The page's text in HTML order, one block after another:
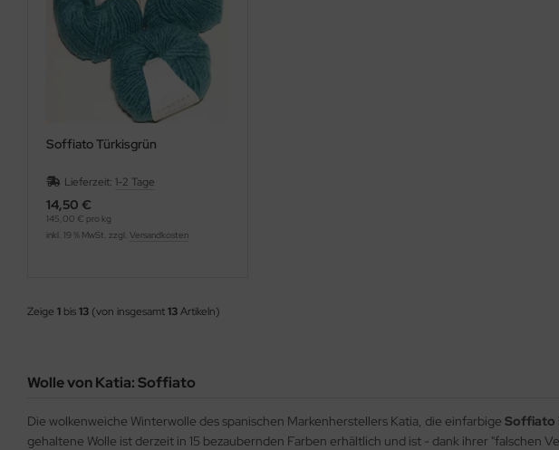
Soffiato Türkisgrün
Lieferzeit: 1-2 Tage
14,50 €
145,00 € pro kg
inkl. 19 % MwSt. zzgl. Versandkosten
Zeige 1 bis13 (von insgesamt13Artikeln)
Wolle von Katia: Soffiato
Die wolkenweiche Winterwolle des spanischen Markenherstellers Katia, die einfarbige Soffiato
gehaltene Wolle ist derzeit in 15 bezaubernden Farben erhältlich und ist - dank ihrer "falschen